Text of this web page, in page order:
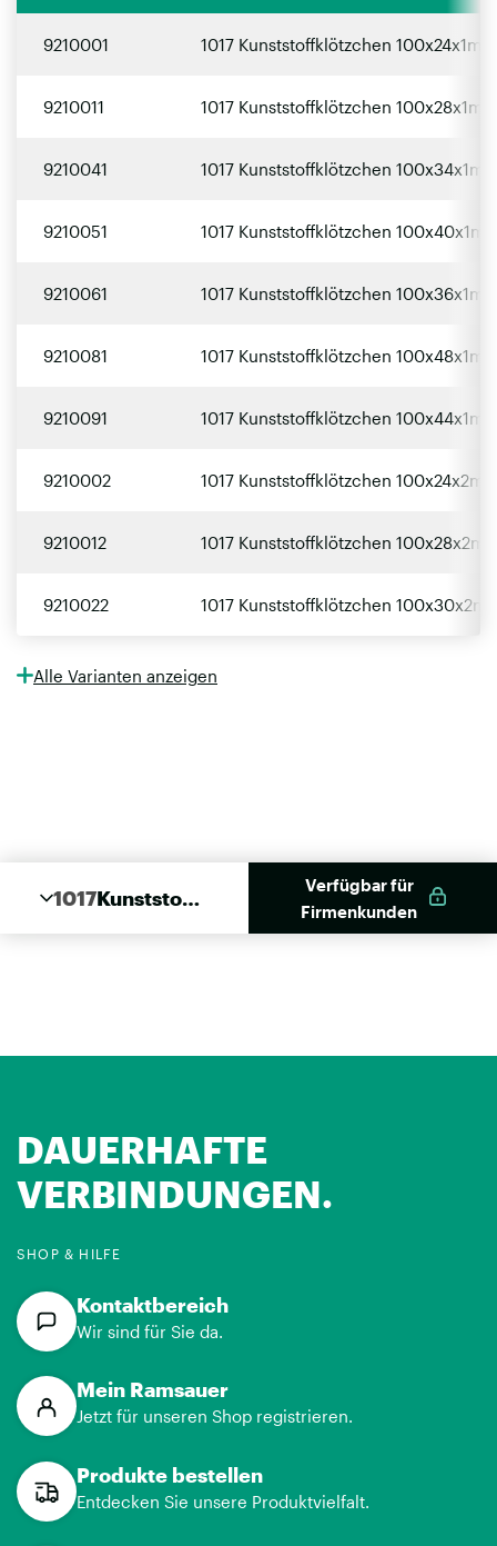
9210001 1017 Kunststoffklötzchen
9210011 1017 Kunststoffklötzchen
9210041 1017 Kunststoffklötzchen
9210051 1017 Kunststoffklötzchen
9210061 1017 Kunststoffklötzchen
9210081 1017 Kunststoffklötzchen
9210091 1017 Kunststoffklötzchen
9210002 1017 Kunststoffklötzchen
9210012 1017 Kunststoffklötzchen
9210022 1017 Kunststoffklötzchen
Alle Varianten anzeigen
1017Kunststoff
Verfügbar für
Firmenkunden
DAUERHAFTE
VERBINDUNGEN.
SHOP & HILFE
Kontaktbereich
Wir sind für Sie da.
Mein Ramsauer
Jetzt für unseren Shop registrieren.
Produkte bestellen
Entdecken Sie unsere Produktvielfalt.